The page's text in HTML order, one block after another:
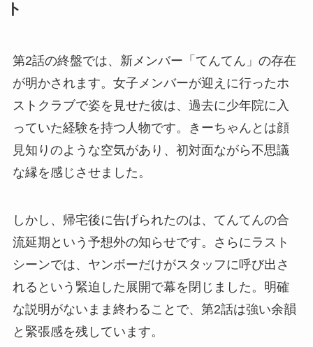
ト
第2話の終盤では、新メンバー「てんてん」の存在
が明かされます。女子メンバーが迎えに行ったホ
ストクラブで姿を見せた彼は、過去に少年院に入
っていた経験を持つ人物です。きーちゃんとは顔
見知りのような空気があり、初対面ながら不思議
な縁を感じさせました。
しかし、帰宅後に告げられたのは、てんてんの合
流延期という予想外の知らせです。さらにラスト
シーンでは、ヤンボーだけがスタッフに呼び出さ
れるという緊迫した展開で幕を閉じました。明確
な説明がないまま終わることで、第2話は強い余韻
と緊張感を残しています。